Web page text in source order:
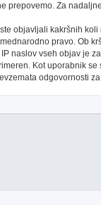
prepovemo. Za
objavljali kakršnih
pravo. Ob
naslov vseh objav je
Kot uporabnik
odgovornosti